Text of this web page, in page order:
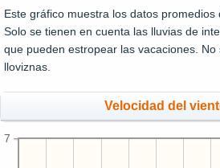
Este gráfico muestra los datos promedios
Solo se tienen en cuenta las lluvias de
que pueden estropear las vacaciones.
lloviznas.
Velocidad del
7